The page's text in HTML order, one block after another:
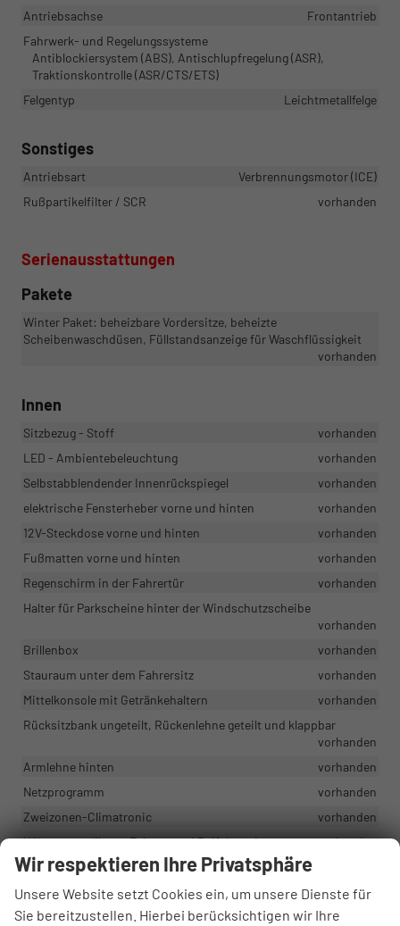
Antriebsachse
Frontantrieb
Fahrwerk- und Regelungssysteme
Antiblockiersystem (ABS), Antischlupfregelung (ASR),
Traktionskontrolle (ASR/CTS/ETS)
Felgentyp
Leichtmetallfelge
Sonstiges
Antriebsart
Verbrennungsmotor (ICE)
Rußpartikelfilter / SCR
vorhanden
Serienausstattungen
Pakete
Winter Paket: beheizbare Vordersitze, beheizte
Scheibenwaschdüsen, Füllstandsanzeige für Waschflüssigkeit
vorhanden
Innen
Sitzbezug - Stoff
vorhanden
LED - Ambientebeleuchtung
vorhanden
Selbstabblendender Innenrückspiegel
vorhanden
elektrische Fensterheber vorne und hinten
vorhanden
12V-Steckdose vorne und hinten
vorhanden
Fußmatten vorne und hinten
vorhanden
Regenschirm in der Fahrertür
vorhanden
Halter für Parkscheine hinter der Windschutzscheibe
vorhanden
Brillenbox
vorhanden
Stauraum unter dem Fahrersitz
vorhanden
Mittelkonsole mit Getränkehaltern
vorhanden
Rücksitzbank ungeteilt, Rückenlehne geteilt und klappbar
vorhanden
Armlehne hinten
vorhanden
Netzprogramm
vorhanden
Zweizonen-Climatronic
vorhanden
Höhenverstellbarer Fahrer- und Beifahrersitz
vorhanden
Lordosenstützen an den Vordersitzen
Armlehne vorne mit JumboBox
vorhanden
Elemente aus Chrom
vorhanden
Wir respektieren Ihre Privatsphäre
Unsere Website setzt Cookies ein, um unsere Dienste für
Sie bereitzustellen. Hierbei berücksichtigen wir Ihre